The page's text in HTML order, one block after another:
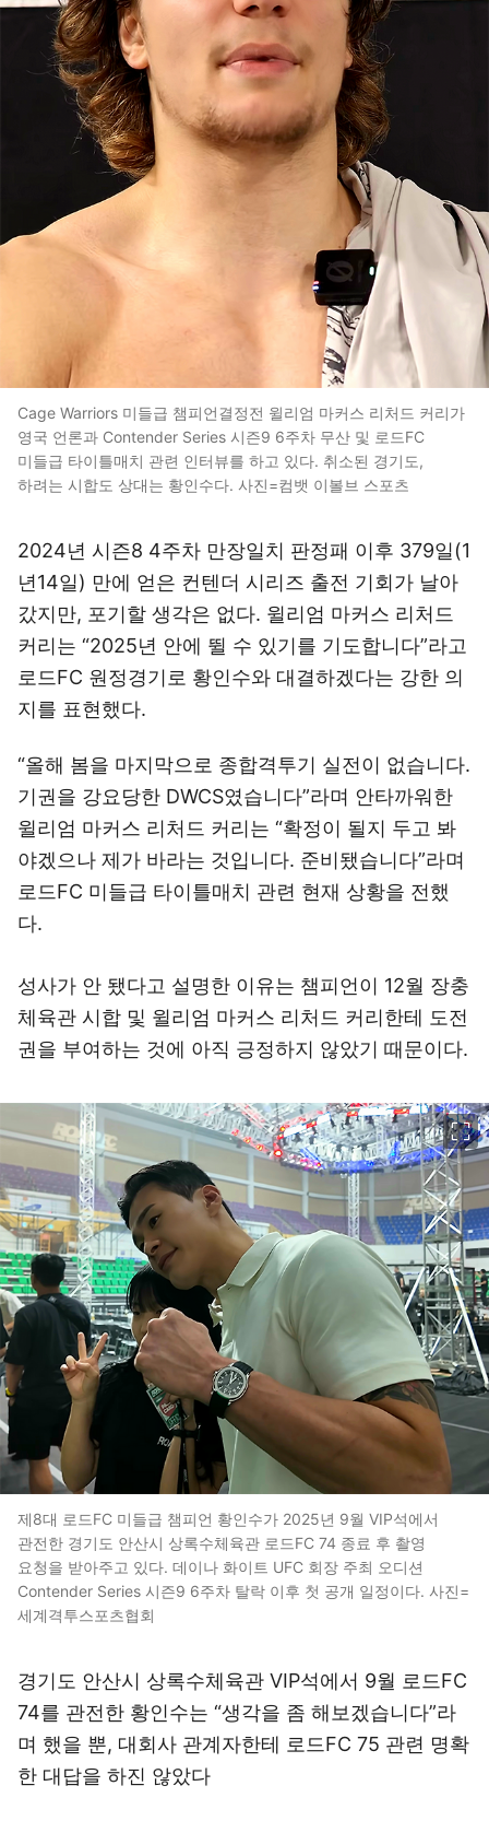
Cage Warriors 미들급 챔피언결정전 윌리엄 마커스 리처드 커리가
영국 언론과 Contender Series 시즌9 6주차 무산 및 로드FC
미들급 타이틀매치 관련 인터뷰를 하고 있다. 취소된 경기도,
하려는 시합도 상대는 황인수다. 사진=컴뱃 이볼브 스포츠
2024년 시즌8 4주차 만장일치 판정패 이후 379일(1
년14일) 만에 얻은 컨텐더 시리즈 출전 기회가 날아
갔지만, 포기할 생각은 없다. 윌리엄 마커스 리처드
커리는 “2025년 안에 뛸 수 있기를 기도합니다”라고
로드FC 원정경기로 황인수와 대결하겠다는 강한 의
지를 표현했다.
“올해 봄을 마지막으로 종합격투기 실전이 없습니다.
기권을 강요당한 DWCS였습니다”라며 안타까워한
윌리엄 마커스 리처드 커리는 “확정이 될지 두고 봐
야겠으나 제가 바라는 것입니다. 준비됐습니다”라며
로드FC 미들급 타이틀매치 관련 현재 상황을 전했
다.
성사가 안 됐다고 설명한 이유는 챔피언이 12월 장충
체육관 시합 및 윌리엄 마커스 리처드 커리한테 도전
권을 부여하는 것에 아직 긍정하지 않았기 때문이다.
제8대 로드FC 미들급 챔피언 황인수가 2025년 9월 VIP석에서
관전한 경기도 안산시 상록수체육관 로드FC 74 종료 후 촬영
요청을 받아주고 있다. 데이나 화이트 UFC 회장 주최 오디션
Contender Series 시즌9 6주차 탈락 이후 첫 공개 일정이다. 사진=
세계격투스포츠협회
경기도 안산시 상록수체육관 VIP석에서 9월 로드FC
74를 관전한 황인수는 “생각을 좀 해보겠습니다”라
며 했을 뿐, 대회사 관계자한테 로드FC 75 관련 명확
한 대답을 하진 않았다